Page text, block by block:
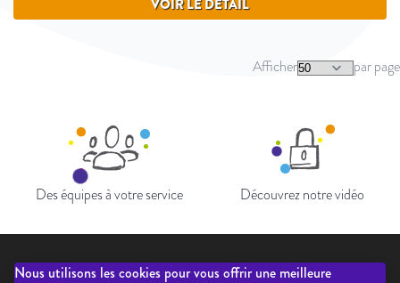
Nous utilisons les cookies pour vous offrir une meilleure
VOIR LE DÉTAIL
Afficher par page
Des équipes à votre service Découvrez notre vidéo